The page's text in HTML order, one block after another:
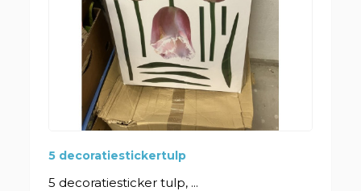
5 decoratiestickertulp
5 decoratiesticker tulp, ...